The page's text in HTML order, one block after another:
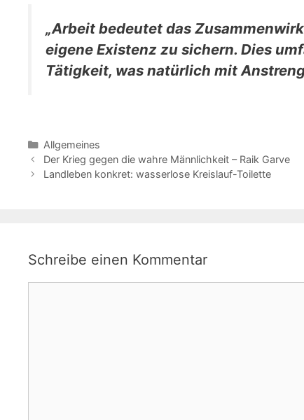
„Arbeit bedeutet das
eigene Existenz zu sichern. Dies
Tätigkeit, was natürlich mit
Kategorien
Allgemeines
Der Krieg gegen die wahre Männlichkeit – Raik Garve
Landleben konkret: wasserlose Kreislauf-Toilette
Schreibe einen Kommentar